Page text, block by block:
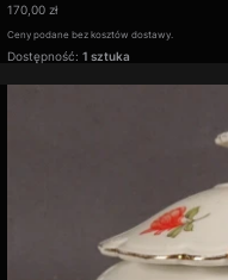
Cena
170,00 zł
Ceny podane bez kosztów dostawy.
Dostępność: 1 sztuka